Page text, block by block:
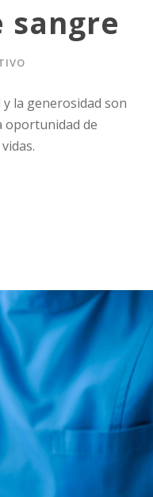
sangre
la generosidad son
oportunidad de